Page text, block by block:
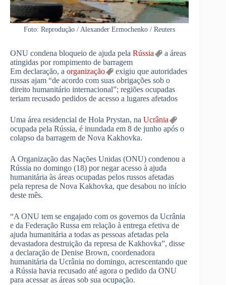
Foto: Reprodução / Alexander Ermochenko / Reuters
ONU condena bloqueio de ajuda pela Rússia
a áreas
atingidas por rompimento de barragem
Em declaração, a organização
exigiu que autoridades
russas ajam “de acordo com suas obrigações sob o
direito humanitário internacional”; regiões ocupadas
teriam recusado pedidos de acesso a lugares afetados
Uma área residencial de Hola Prystan, na Ucrânia
ocupada pela Rússia, é inundada em 8 de junho após o
colapso da barragem de Nova Kakhovka.
A Organização das Nações Unidas (ONU) condenou a
Rússia no domingo (18) por negar acesso à ajuda
humanitária às áreas ocupadas pelos russos afetadas
pela represa de Nova Kakhovka, que desabou no início
deste mês.
“A ONU tem se engajado com os governos da Ucrânia
e da Federação Russa em relação à entrega efetiva de
ajuda humanitária a todas as pessoas afetadas pela
devastadora destruição da represa de Kakhovka”, disse
a declaração de Denise Brown, coordenadora
humanitária da Ucrânia no domingo, acrescentando que
a Rússia havia recusado até agora o pedido da ONU
para acessar as áreas sob sua ocupação.